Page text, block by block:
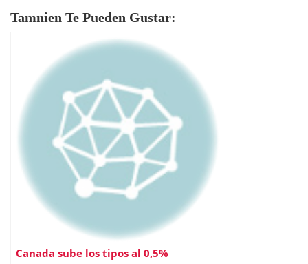
Tamnien Te Pueden Gustar:
Canada sube los tipos al 0,5%